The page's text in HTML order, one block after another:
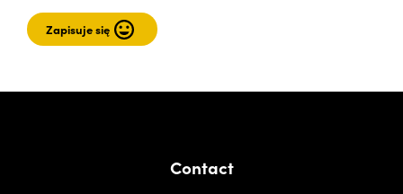
Contact